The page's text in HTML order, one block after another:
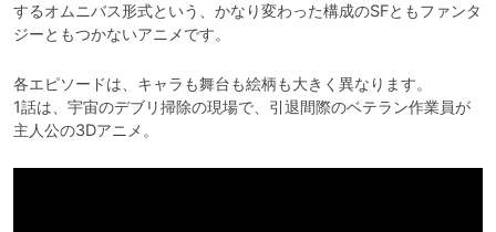
するオムニバス形式という、かなり変わった構成のSFともファンタ
ジーともつかないアニメです。
各エピソードは、キャラも舞台も絵柄も大きく異なります。
1話は、宇宙のデブリ掃除の現場で、引退間際のベテラン作業員が
主人公の3Dアニメ。